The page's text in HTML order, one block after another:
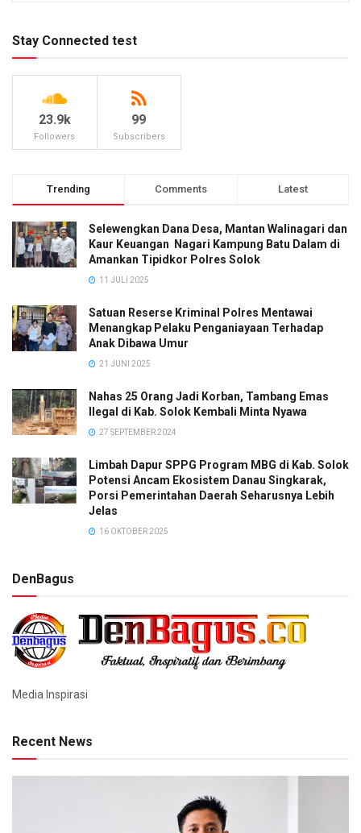
Stay Connected test
23.9k
Followers
99
Subscribers
Trending Comments Latest
Selewengkan Dana Desa, Mantan Walinagari dan
Kaur Keuangan Nagari Kampung Batu Dalam di
Amankan Tipidkor Polres Solok
11 JULI 2025
Satuan Reserse Kriminal Polres Mentawai
Menangkap Pelaku Penganiayaan Terhadap
Anak Dibawa Umur
21 JUNI 2025
Nahas 25 Orang Jadi Korban, Tambang Emas
Ilegal di Kab. Solok Kembali Minta Nyawa
27 SEPTEMBER 2024
Limbah Dapur SPPG Program MBG di Kab. Solok
Potensi Ancam Ekosistem Danau Singkarak,
Porsi Pemerintahan Daerah Seharusnya Lebih
Jelas
16 OKTOBER 2025
DenBagus
Media Inspirasi
Recent News